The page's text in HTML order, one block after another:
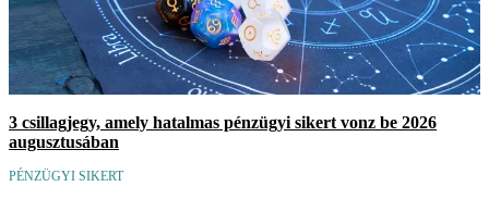
3 csillagjegy, amely hatalmas pénzügyi sikert vonz be 2026
augusztusában
PÉNZÜGYI SIKERT